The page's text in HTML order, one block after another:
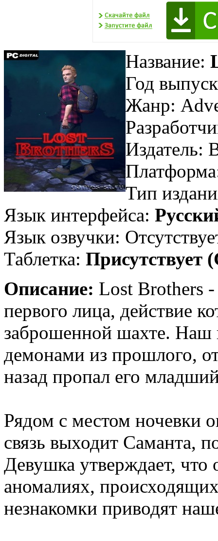
Название:
Год
Жанр:
Издатель:
Тип
Язык интерфейса:
Язык озвучки:
Таблетка: Присутствует
Описание: Lost Brothers -
первого лица, действие
заброшенной шахте. Наш
демонами из прошлого,
назад пропал его
Рядом с местом ночевки
связь выходит Саманта,
Девушка утверждает, что
аномалиях,
незнакомки приводят